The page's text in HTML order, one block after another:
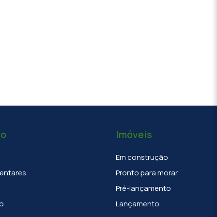
Imóveis
Em construção
Pronto para morar
Pré-lançamento
Lançamento